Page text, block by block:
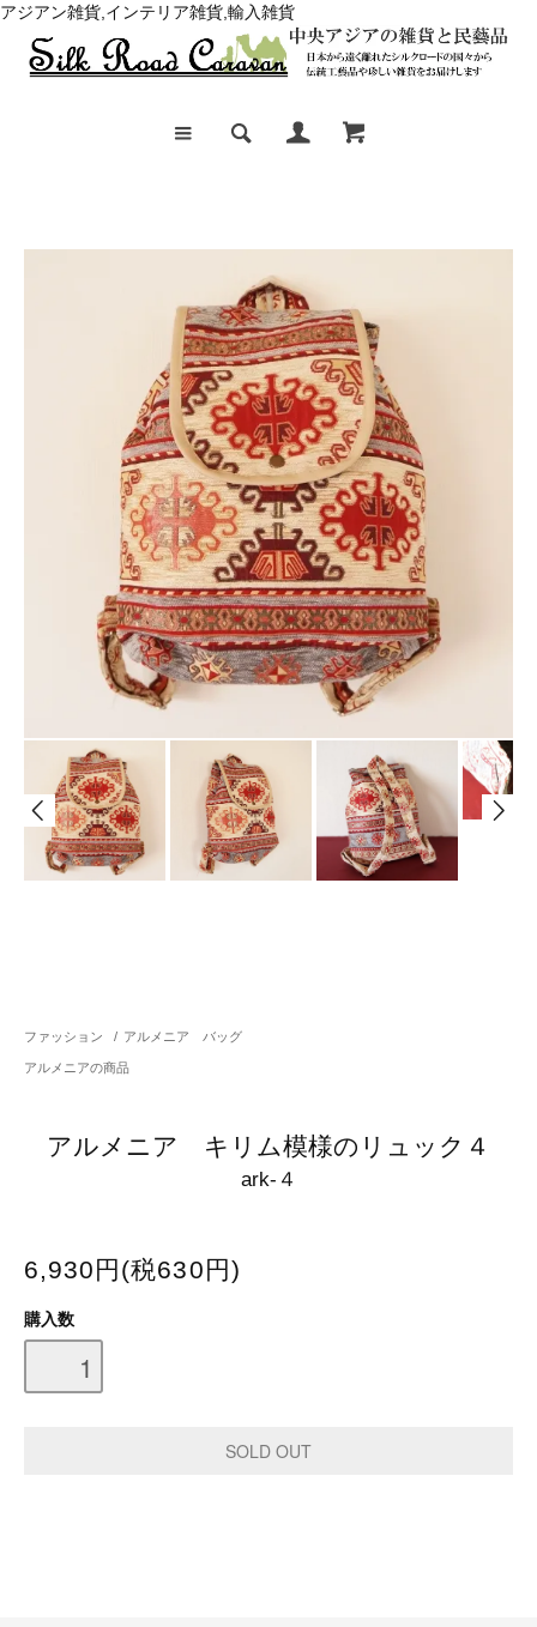
アジアン雑貨,インテリア雑貨,輸入雑貨
ファッション / アルメニア バッグ
アルメニアの商品
アルメニア キリム模様のリュック４
ark-４
6,930円(税630円)
購入数